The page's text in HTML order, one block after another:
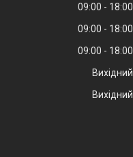
09:00
18:00
09:00
18:00
09:00
18:00
Вихідний
Вихідний